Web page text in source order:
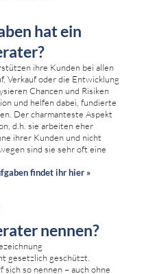
hat ein
ihre Kunden bei allen
Verkauf oder die Entwicklung
Chancen und Risiken
und helfen dabei, fundierte
Der charmanteste Aspekt
d.h. sie arbeiten eher
ihrer Kunden und nicht
sind sie sehr oft eine
findet ihr hier »
nennen?
gesetzlich geschützt.
so nennen – auch ohne